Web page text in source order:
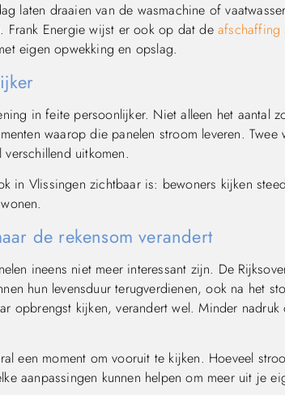
laten draaien van de wasmachine of
Frank Energie wijst er ook op dat deafschaffing
eigen opwekking en opslag.
in feite persoonlijker. Niet alleen het aantal
waarop die panelen stroom leveren. Twee
uitkomen.
in Vlissingen zichtbaar is: bewoners kijken
de rekensom verandert
ineens niet meer interessant zijn. De
hun levensduur terugverdienen, ook na het
opbrengst kijken, verandert wel. Minder nadruk
een moment om vooruit te kijken. Hoeveel
aanpassingen kunnen helpen om meer uit je